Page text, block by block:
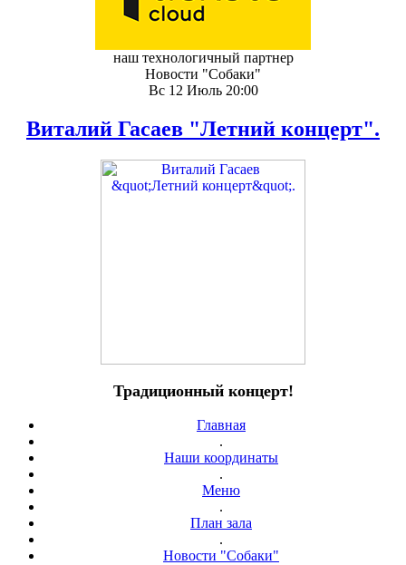
наш технологичный партнер
Новости "Собаки"
Вс 12 Июль 20:00
Виталий Гасаев "Летний концерт".
Традиционный концерт!
Главная
.
Наши координаты
.
Меню
.
План зала
.
Новости "Собаки"